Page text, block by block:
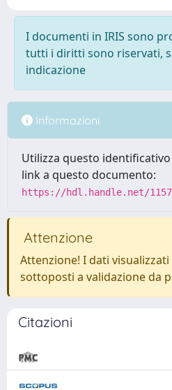
I documenti in IRIS sono
tutti i diritti sono riservati,
indicazione
Informazioni
Utilizza questo
link a questo documento:
https://hdl.handle.net/
Attenzione
Attenzione! I dati
sottoposti a validazione da
Citazioni